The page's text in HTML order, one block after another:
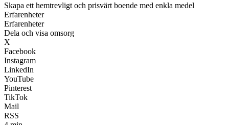
Skapa ett hemtrevligt och prisvärt boende med enkla medel
Erfarenheter
Erfarenheter
Dela och visa omsorg
X
Facebook
Instagram
LinkedIn
YouTube
Pinterest
TikTok
Mail
RSS